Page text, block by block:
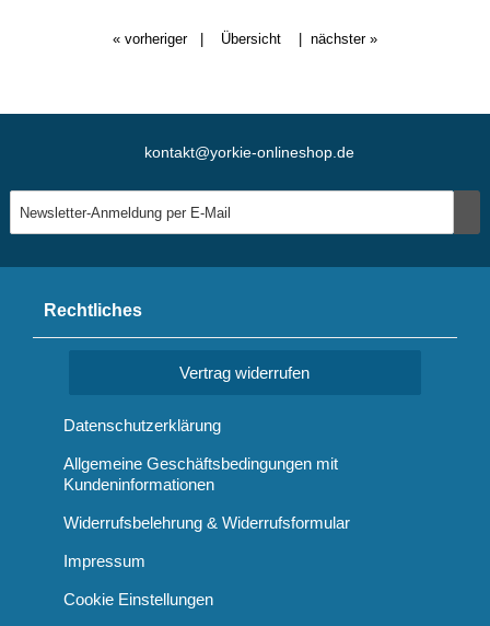
« vorheriger| Übersicht nächster »
kontakt@yorkie-onlineshop.de
Rechtliches
Vertrag widerrufen
Datenschutzerklärung
Allgemeine Geschäftsbedingungen mit
Kundeninformationen
Widerrufsbelehrung & Widerrufsformular
Impressum
Cookie Einstellungen